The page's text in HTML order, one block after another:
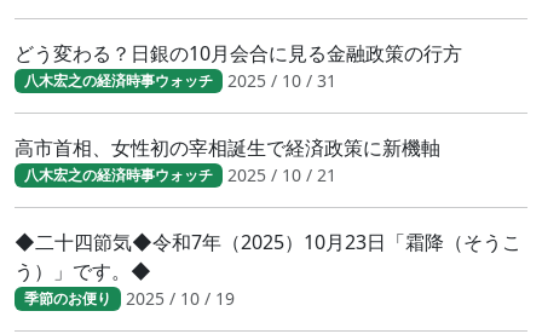
どう変わる？日銀の10月会合に見る金融政策の行方
八木宏之の経済時事ウォッチ 2025 / 10 / 31
高市首相、女性初の宰相誕生で経済政策に新機軸
八木宏之の経済時事ウォッチ 2025 / 10 / 21
◆二十四節気◆令和7年（2025）10月23日「霜降（そうこ
う）」です。◆
季節のお便り 2025 / 10 / 19